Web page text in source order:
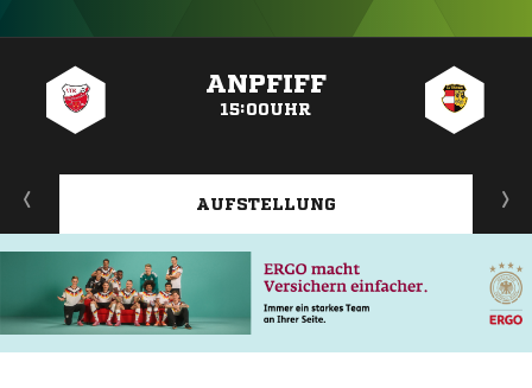
ANPFIFF
15:00UHR
AUFSTELLUNG